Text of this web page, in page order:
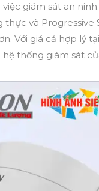
giám sát an
thực và
Với giá cả hợp lý
thống giám sát